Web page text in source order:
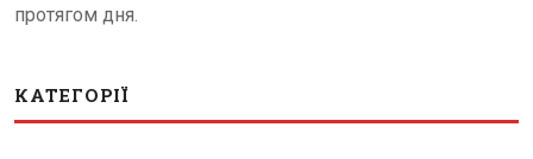
протягом дня.
КАТЕГОРІЇ